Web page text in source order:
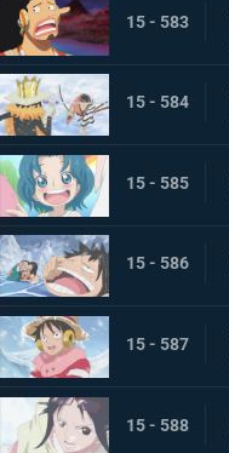
15 - 583
15 - 584
15 - 585
15 - 586
15 - 587
15 - 588